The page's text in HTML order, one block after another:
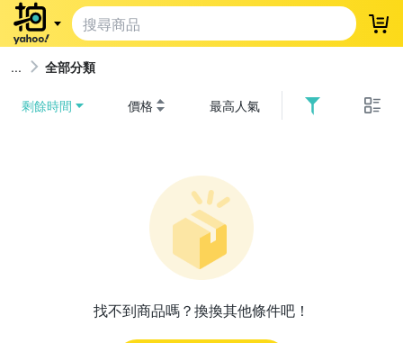
登
全部分類
剩餘時間 價格 最高人氣
找不到商品嗎？換換其他條件吧！